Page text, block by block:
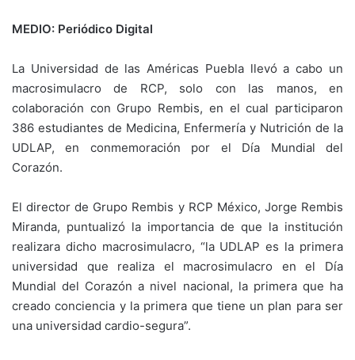
MEDIO: Periódico Digital
La Universidad de las Américas Puebla llevó a cabo un
macrosimulacro de RCP, solo con las manos, en
colaboración con Grupo Rembis, en el cual participaron
386 estudiantes de Medicina, Enfermería y Nutrición de la
UDLAP, en conmemoración por el Día Mundial del
Corazón.
El director de Grupo Rembis y RCP México, Jorge Rembis
Miranda, puntualizó la importancia de que la institución
realizara dicho macrosimulacro, “la UDLAP es la primera
universidad que realiza el macrosimulacro en el Día
Mundial del Corazón a nivel nacional, la primera que ha
creado conciencia y la primera que tiene un plan para ser
una universidad cardio-segura”.